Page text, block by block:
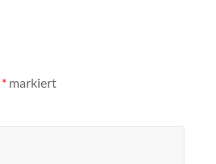
* markiert